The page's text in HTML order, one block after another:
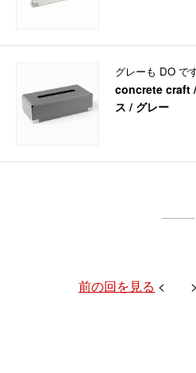
グレーも DO で
concrete craft /
ス / グレー
前の回を見る < >